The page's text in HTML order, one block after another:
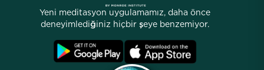
Ortaklık Programı
Lokasyonlar
Yeni meditasyon uygulamamız, daha önce
deneyimlediğiniz hiçbir şeye benzemiyor.